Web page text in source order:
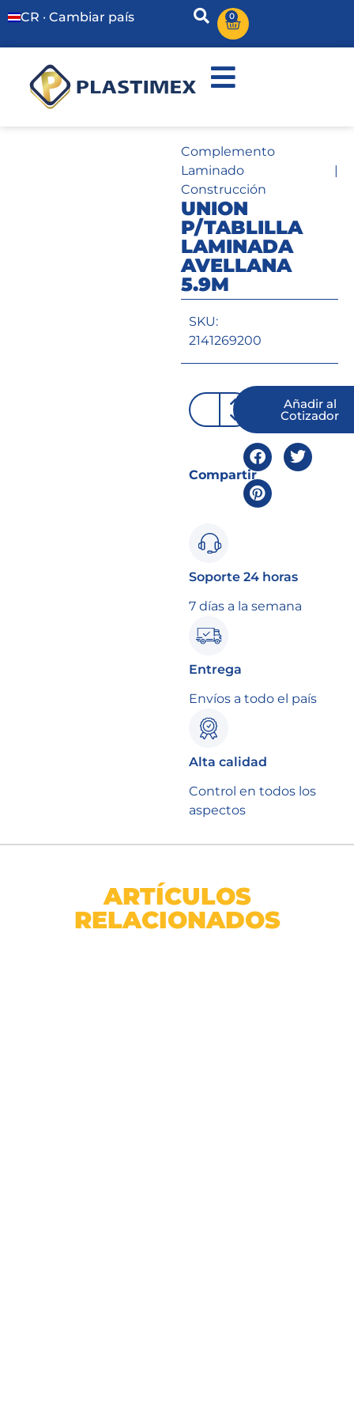
CR · Cambiar país 0
Complemento
Laminado|
Construcción
UNION
P/TABLILLA
LAMINADA
AVELLANA
5.9M
SKU:
2141269200
Añadir al
Cotizador
Compartir
Soporte 24 horas
7 días a la semana
Entrega
Envíos a todo el país
Alta calidad
Control en todos los
aspectos
ARTÍCULOS
RELACIONADOS